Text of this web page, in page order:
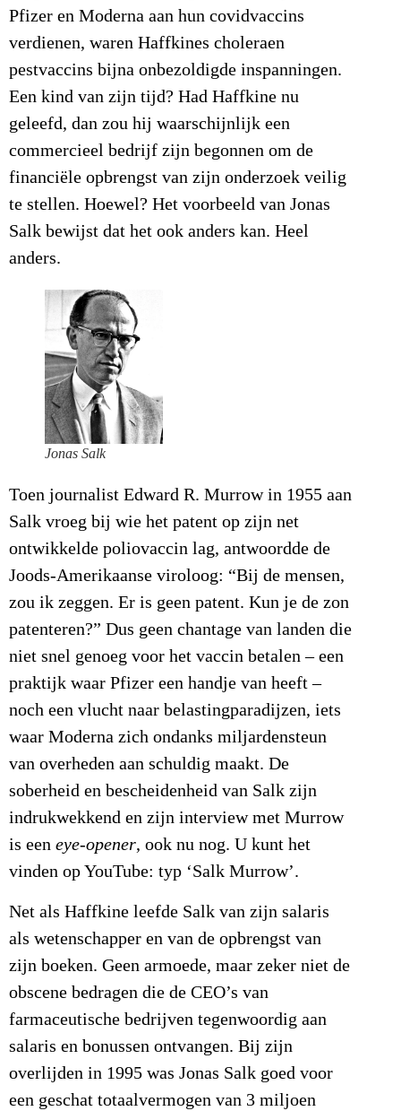
Pfizer en Moderna aan hun covidvaccins
verdienen, waren Haffkines choleraen
pestvaccins bijna onbezoldigde inspanningen.
Een kind van zijn tijd? Had Haffkine nu
geleefd, dan zou hij waarschijnlijk een
commercieel bedrijf zijn begonnen om de
financiële opbrengst van zijn onderzoek veilig
te stellen. Hoewel? Het voorbeeld van Jonas
Salk bewijst dat het ook anders kan. Heel
anders.
Jonas Salk
Toen journalist Edward R. Murrow in 1955 aan
Salk vroeg bij wie het patent op zijn net
ontwikkelde poliovaccin lag, antwoordde de
Joods-Amerikaanse viroloog: “Bij de mensen,
zou ik zeggen. Er is geen patent. Kun je de zon
patenteren?” Dus geen chantage van landen die
niet snel genoeg voor het vaccin betalen – een
praktijk waar Pfizer een handje van heeft –
noch een vlucht naar belastingparadijzen, iets
waar Moderna zich ondanks miljardensteun
van overheden aan schuldig maakt. De
soberheid en bescheidenheid van Salk zijn
indrukwekkend en zijn interview met Murrow
is een eye-opener, ook nu nog. U kunt het
vinden op YouTube: typ ‘Salk Murrow’.
Net als Haffkine leefde Salk van zijn salaris
als wetenschapper en van de opbrengst van
zijn boeken. Geen armoede, maar zeker niet de
obscene bedragen die de CEO’s van
farmaceutische bedrijven tegenwoordig aan
salaris en bonussen ontvangen. Bij zijn
overlijden in 1995 was Jonas Salk goed voor
een geschat totaalvermogen van 3 miljoen